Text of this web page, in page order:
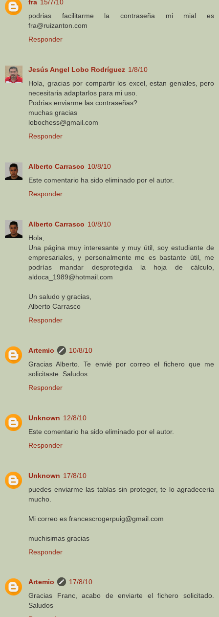
fra 15/7/10
podrias facilitarme la contraseña mi mial es
fra@ruizanton.com
Responder
Jesús Angel Lobo Rodríguez 1/8/10
Hola, gracias por compartir los excel, estan geniales, pero
necesitaria adaptarlos para mi uso.
Podrias enviarme las contraseñas?
muchas gracias
lobochess@gmail.com
Responder
Alberto Carrasco 10/8/10
Este comentario ha sido eliminado por el autor.
Responder
Alberto Carrasco 10/8/10
Hola,
Una página muy interesante y muy útil, soy estudiante de
empresariales, y personalmente me es bastante útil, me
podrías mandar desprotegida la hoja de cálculo,
aldoca_1989@hotmail.com
Un saludo y gracias,
Alberto Carrasco
Responder
Artemio
10/8/10
Gracias Alberto. Te envié por correo el fichero que me
solicitaste. Saludos.
Responder
Unknown 12/8/10
Este comentario ha sido eliminado por el autor.
Responder
Unknown 17/8/10
puedes enviarme las tablas sin proteger, te lo agradeceria
mucho.
Mi correo es francescrogerpuig@gmail.com
muchisimas gracias
Responder
Artemio
17/8/10
Gracias Franc, acabo de enviarte el fichero solicitado.
Saludos